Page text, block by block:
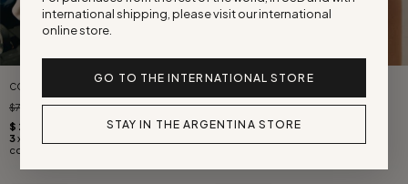
CORPIÑO TEXAS DENIM
$72.500 $30.000 $62.500 $30.000
international shipping, please visit our international
online store.
GO TO THE INTERNATIONAL STORE
STAY IN THE ARGENTINA STORE